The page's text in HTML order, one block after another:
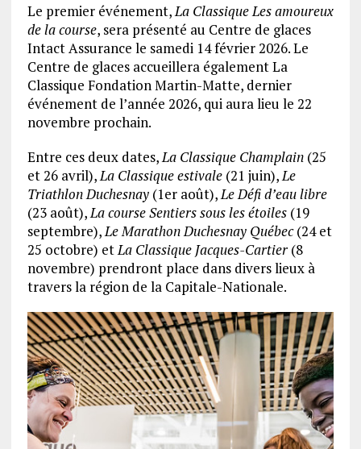
Le premier événement,La Classique Les amoureux
de la course, sera présenté au Centre de glaces
Intact Assurance le samedi 14 février 2026. Le
Centre de glaces accueillera également La
Classique Fondation Martin-Matte, dernier
événement de l’année 2026, qui aura lieu le 22
novembre prochain.
Entre ces deux dates,La Classique Champlain(25
et 26 avril),La Classique estivale(21 juin),Le
Triathlon Duchesnay(1er août),Le Défi d’eau libre
(23 août),La course Sentiers sous les étoiles(19
septembre),Le Marathon Duchesnay Québec(24 et
25 octobre) etLa Classique Jacques-Cartier (8
novembre) prendront place dans divers lieux à
travers la région de la Capitale-Nationale.